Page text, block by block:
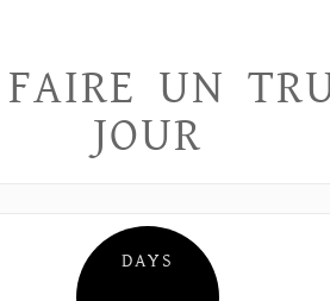
UN
JOUR
DAYS